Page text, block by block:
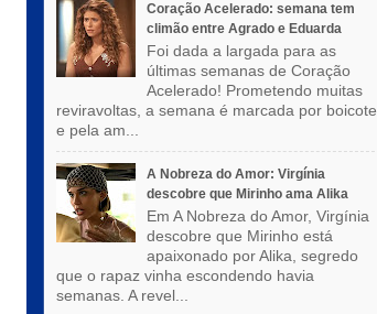
Coração Acelerado: semana tem
climão entre Agrado e Eduarda
Foi dada a largada para as
últimas semanas de Coração
Acelerado! Prometendo muitas
reviravoltas, a semana é marcada por boicote
e pela am...
A Nobreza do Amor: Virgínia
descobre que Mirinho ama Alika
Em A Nobreza do Amor, Virgínia
descobre que Mirinho está
apaixonado por Alika, segredo
que o rapaz vinha escondendo havia
semanas. A revel...